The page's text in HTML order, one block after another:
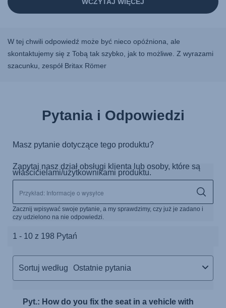
W tej chwili odpowiedź może być nieco opóźniona, ale
skontaktujemy się z Tobą tak szybko, jak to możliwe. Z wyrazami
szacunku, zespół Britax Römer
Pytania i Odpowiedzi